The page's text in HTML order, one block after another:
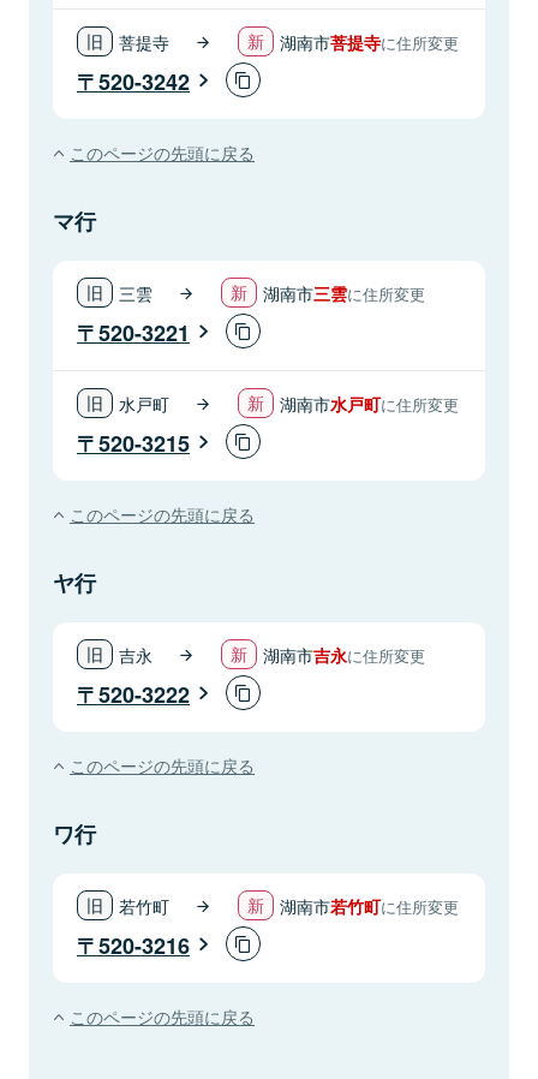
菩提寺 湖南市菩提寺に住所変更
520-3242
このページの先頭に戻る
マ行
三雲 湖南市三雲に住所変更
520-3221
水戸町 湖南市水戸町に住所変更
520-3215
このページの先頭に戻る
ヤ行
吉永 湖南市吉永に住所変更
520-3222
このページの先頭に戻る
ワ行
若竹町 湖南市若竹町に住所変更
520-3216
このページの先頭に戻る